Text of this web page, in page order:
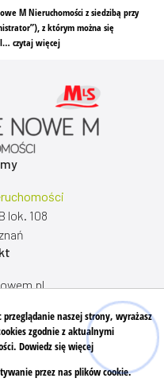
M Nieruchomości z siedzibą przy
z którym można się
czytaj więcej
lok. 108
089
tu
naszej strony, wyrażasz
zgodnie z aktualnymi
Dowiedz się więcej
przez nas plików cookie.